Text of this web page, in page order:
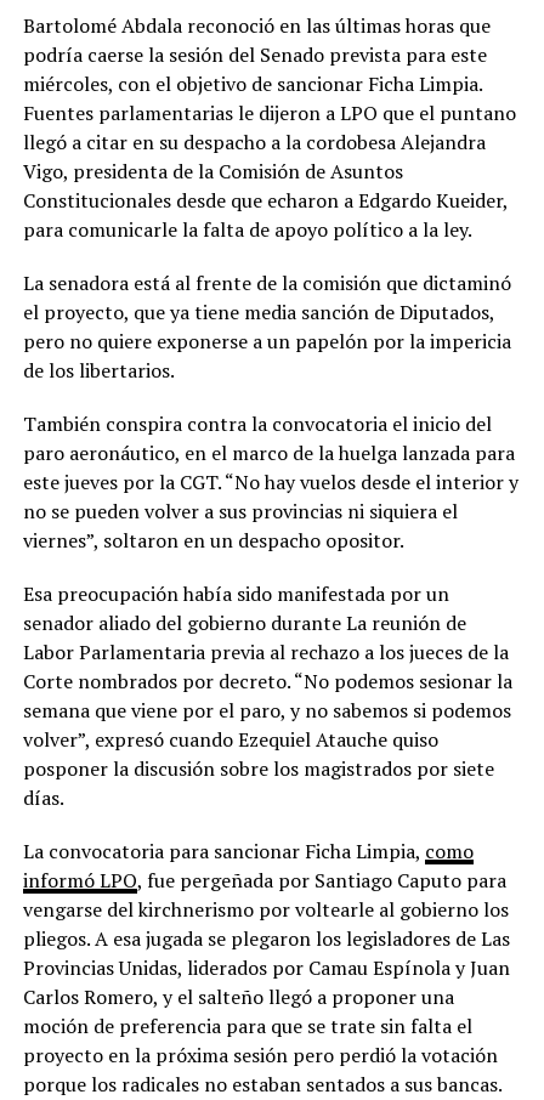
Bartolomé Abdala reconoció en las últimas horas que
podría caerse la sesión del Senado prevista para este
miércoles, con el objetivo de sancionar Ficha Limpia.
Fuentes parlamentarias le dijeron a LPO que el puntano
llegó a citar en su despacho a la cordobesa Alejandra
Vigo, presidenta de la Comisión de Asuntos
Constitucionales desde que echaron a Edgardo Kueider,
para comunicarle la falta de apoyo político a la ley.
La senadora está al frente de la comisión que dictaminó
el proyecto, que ya tiene media sanción de Diputados,
pero no quiere exponerse a un papelón por la impericia
de los libertarios.
También conspira contra la convocatoria el inicio del
paro aeronáutico, en el marco de la huelga lanzada para
este jueves por la CGT. “No hay vuelos desde el interior y
no se pueden volver a sus provincias ni siquiera el
viernes”, soltaron en un despacho opositor.
Esa preocupación había sido manifestada por un
senador aliado del gobierno durante La reunión de
Labor Parlamentaria previa al rechazo a los jueces de la
Corte nombrados por decreto. “No podemos sesionar la
semana que viene por el paro, y no sabemos si podemos
volver”, expresó cuando Ezequiel Atauche quiso
posponer la discusión sobre los magistrados por siete
días.
La convocatoria para sancionar Ficha Limpia, como
informó LPO, fue pergeñada por Santiago Caputo para
vengarse del kirchnerismo por voltearle al gobierno los
pliegos. A esa jugada se plegaron los legisladores de Las
Provincias Unidas, liderados por Camau Espínola y Juan
Carlos Romero, y el salteño llegó a proponer una
moción de preferencia para que se trate sin falta el
proyecto en la próxima sesión pero perdió la votación
porque los radicales no estaban sentados a sus bancas.